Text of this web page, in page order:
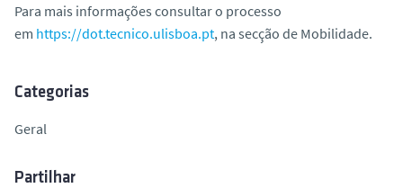
Para mais informações consultar o processo
em https://dot.tecnico.ulisboa.pt, na secção de Mobilidade.
Categorias
Geral
Partilhar